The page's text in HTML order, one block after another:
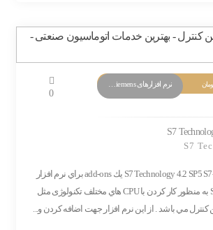
نرم افزارهای PLC Siemens
0
S7
نرم افزار S7 Technology 4.2 SP5 S7-Technology يك add-ons براي نرم افزار
SIMATIC MANAGER به منظور كار كردن با CPU هاي مختلف تکنولوژی مثل
مي باشد . از این نرم افزار جهت اضافه کردن و...